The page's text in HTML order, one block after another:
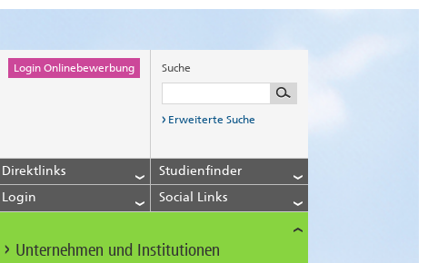
Login Onlinebewerbung Suche
Erweiterte Suche
Direktlinks
Studienfinder
Login
Social Links
Unternehmen und Institutionen